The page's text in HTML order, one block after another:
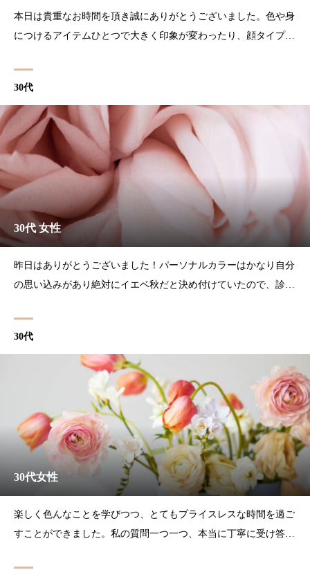
本日は貴重なお時間を頂き誠にありがとうございました。色や身
につけるアイテムひとつで大きく印象が変わったり、顔タイプか
私も姉もイエベだと思っていたのでブルベ夏向けメイクした後
30代
30代 女性
昨日はありがとうございました！パーソナルカラーはかなり自分
の思い込みがあり絶対にイエベ秋だと決め付けていたので、診断
した！また顔タイプも自己診断とは違う結果で、アドバイス頂い
30代
30代女性
楽しく色んなことを学びつつ、とてもプライスレスな時間を過ご
すことができました。私の質問一つ一つ、本当に丁寧に受け答え